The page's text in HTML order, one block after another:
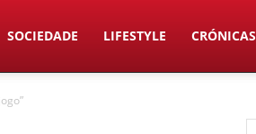
SOCIEDADE LIFESTYLE CRÓNICAS